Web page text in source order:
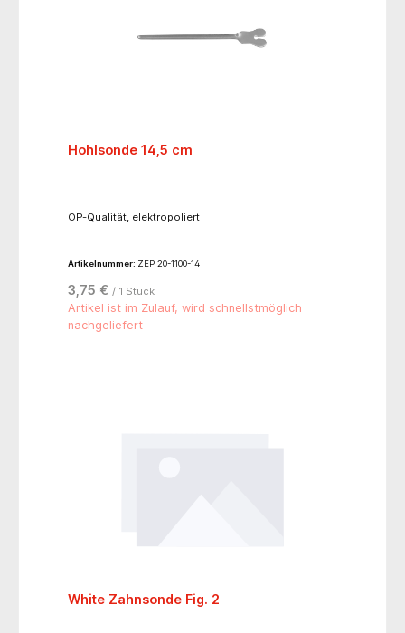
Hohlsonde 14,5 cm
OP-Qualität, elektropoliert
Artikelnummer: ZEP 20-1100-14
3,75 € / 1 Stück
Artikel ist im Zulauf, wird schnellstmöglich
nachgeliefert
White Zahnsonde Fig. 2